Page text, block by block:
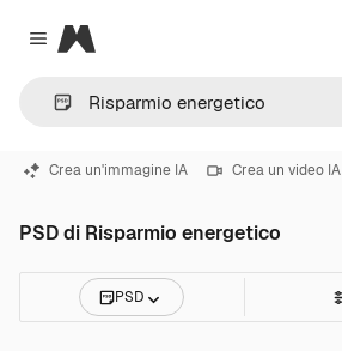
Close menu
Magnific
Crea un'immagine IA Crea un video IA
PSD di Risparmio energetico
PSD